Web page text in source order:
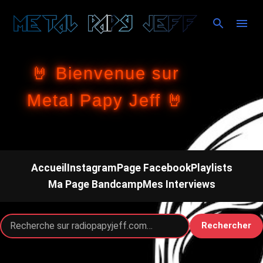
Accéder au contenu principal
🤘 Bienvenue sur
Metal Papy Jeff 🤘
Accueil InstagramPage FacebookPlaylists
Ma Page BandcampMes Interviews
Rechercher